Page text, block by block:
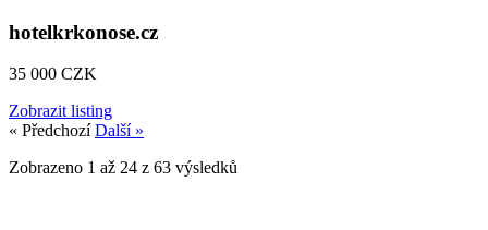
hotelkrkonose.cz
35 000 CZK
Zobrazit listing
« PředchozíDalší »
Zobrazeno 1 až 24 z 63 výsledků